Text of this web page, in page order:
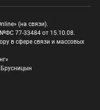
(на связи).
77-33484 от 15.10.08.
в сфере связи и массовых